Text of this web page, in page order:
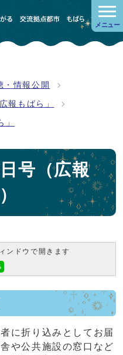
メニュー
・情報公開
報もばら」
」
号（広報
ンドウで開きます
に折り込みとしてお届
や公共施設の窓口など